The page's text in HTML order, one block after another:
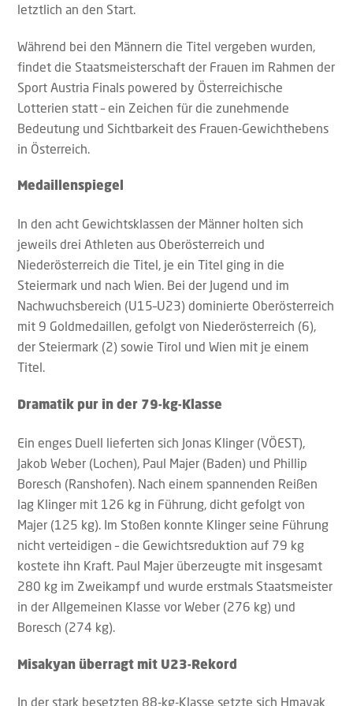
letztlich an den Start.
Während bei den Männern die Titel vergeben wurden,
findet die Staatsmeisterschaft der Frauen im Rahmen der
Sport Austria Finals powered by Österreichische
Lotterien statt – ein Zeichen für die zunehmende
Bedeutung und Sichtbarkeit des Frauen-Gewichthebens
in Österreich.
Medaillenspiegel
In den acht Gewichtsklassen der Männer holten sich
jeweils drei Athleten aus Oberösterreich und
Niederösterreich die Titel, je ein Titel ging in die
Steiermark und nach Wien. Bei der Jugend und im
Nachwuchsbereich (U15–U23) dominierte Oberösterreich
mit 9 Goldmedaillen, gefolgt von Niederösterreich (6),
der Steiermark (2) sowie Tirol und Wien mit je einem
Titel.
Dramatik pur in der 79-kg-Klasse
Ein enges Duell lieferten sich Jonas Klinger (VÖEST),
Jakob Weber (Lochen), Paul Majer (Baden) und Phillip
Boresch (Ranshofen). Nach einem spannenden Reißen
lag Klinger mit 126 kg in Führung, dicht gefolgt von
Majer (125 kg). Im Stoßen konnte Klinger seine Führung
nicht verteidigen – die Gewichtsreduktion auf 79 kg
kostete ihn Kraft. Paul Majer überzeugte mit insgesamt
280 kg im Zweikampf und wurde erstmals Staatsmeister
in der Allgemeinen Klasse vor Weber (276 kg) und
Boresch (274 kg).
Misakyan überragt mit U23-Rekord
In der stark besetzten 88-kg-Klasse setzte sich Hmayak